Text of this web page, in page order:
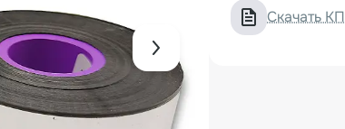
Скачать КП